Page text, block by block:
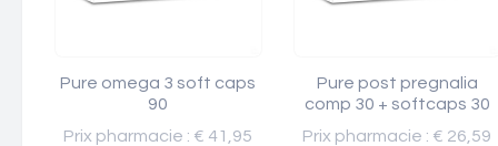
Pure omega 3 soft caps
90
Prix pharmacie : € 41,95
Pure post pregnalia
comp 30 + softcaps 30
Prix pharmacie : € 26,59